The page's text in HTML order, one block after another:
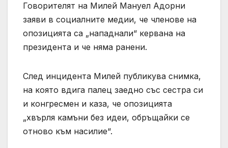
Говорителят на Милей Мануел Адорни
заяви в социалните медии, че членове на
опозицията са „нападнали“ кервана на
президента и че няма ранени.
След инцидента Милей публикува снимка,
на която вдига палец заедно със сестра си
и конгресмен и каза, че опозицията
„хвърля камъни без идеи, обръщайки се
отново към насилие“.